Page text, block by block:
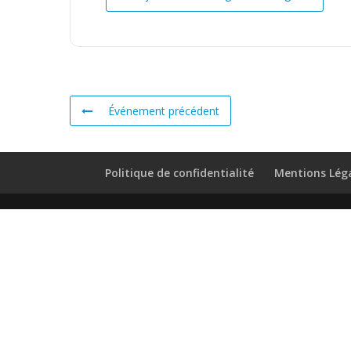
Événement précédent
Politique de confidentialité Mentions